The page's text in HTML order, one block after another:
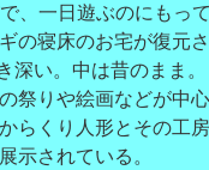
、一日遊ぶのにもっ
の寝床のお宅が復元
深い。中は昔のまま。
祭りや絵画などが中
らくり人形とその工
示されている。